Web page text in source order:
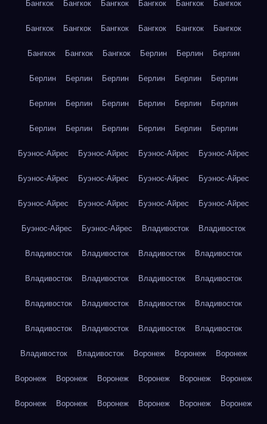
Бангкок Бангкок Бангкок Бангкок Бангкок Бангкок
Бангкок Бангкок Бангкок Бангкок Бангкок Бангкок
Бангкок Бангкок Бангкок Берлин Берлин Берлин
Берлин Берлин Берлин Берлин Берлин Берлин
Берлин Берлин Берлин Берлин Берлин Берлин
Берлин Берлин Берлин Берлин Берлин Берлин
Буэнос-Айрес Буэнос-Айрес Буэнос-Айрес Буэнос-Айрес
Буэнос-Айрес Буэнос-Айрес Буэнос-Айрес Буэнос-Айрес
Буэнос-Айрес Буэнос-Айрес Буэнос-Айрес Буэнос-Айрес
Буэнос-Айрес Буэнос-Айрес Владивосток Владивосток
Владивосток Владивосток Владивосток Владивосток
Владивосток Владивосток Владивосток Владивосток
Владивосток Владивосток Владивосток Владивосток
Владивосток Владивосток Владивосток Владивосток
Владивосток Владивосток Воронеж Воронеж Воронеж
Воронеж Воронеж Воронеж Воронеж Воронеж Воронеж
Воронеж Воронеж Воронеж Воронеж Воронеж Воронеж